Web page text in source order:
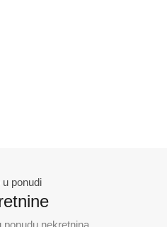
u ponudi
ponudu nekretnina